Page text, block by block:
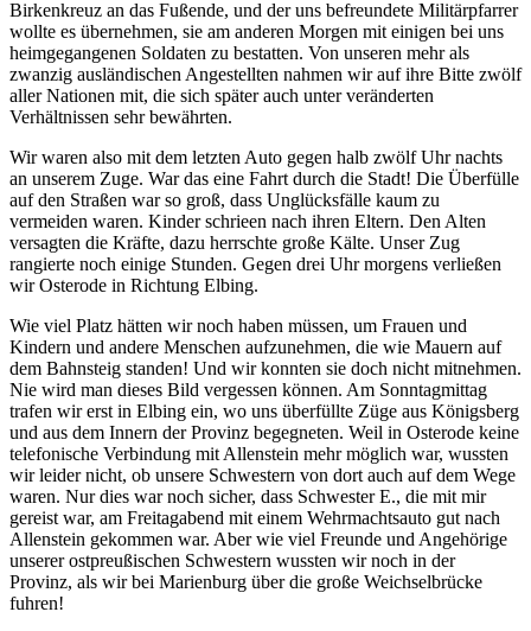
Birkenkreuz an das Fußende, und der uns befreundete Militärpfarrer
wollte es übernehmen, sie am anderen Morgen mit einigen bei uns
heimgegangenen Soldaten zu bestatten. Von unseren mehr als
zwanzig ausländischen Angestellten nahmen wir auf ihre Bitte zwölf
aller Nationen mit, die sich später auch unter veränderten
Verhältnissen sehr bewährten.
Wir waren also mit dem letzten Auto gegen halb zwölf Uhr nachts
an unserem Zuge. War das eine Fahrt durch die Stadt! Die Überfülle
auf den Straßen war so groß, dass Unglücksfälle kaum zu
vermeiden waren. Kinder schrieen nach ihren Eltern. Den Alten
versagten die Kräfte, dazu herrschte große Kälte. Unser Zug
rangierte noch einige Stunden. Gegen drei Uhr morgens verließen
wir Osterode in Richtung Elbing.
Wie viel Platz hätten wir noch haben müssen, um Frauen und
Kindern und andere Menschen aufzunehmen, die wie Mauern auf
dem Bahnsteig standen! Und wir konnten sie doch nicht mitnehmen.
Nie wird man dieses Bild vergessen können. Am Sonntagmittag
trafen wir erst in Elbing ein, wo uns überfüllte Züge aus Königsberg
und aus dem Innern der Provinz begegneten. Weil in Osterode keine
telefonische Verbindung mit Allenstein mehr möglich war, wussten
wir leider nicht, ob unsere Schwestern von dort auch auf dem Wege
waren. Nur dies war noch sicher, dass Schwester E., die mit mir
gereist war, am Freitagabend mit einem Wehrmachtsauto gut nach
Allenstein gekommen war. Aber wie viel Freunde und Angehörige
unserer ostpreußischen Schwestern wussten wir noch in der
Provinz, als wir bei Marienburg über die große Weichselbrücke
fuhren!